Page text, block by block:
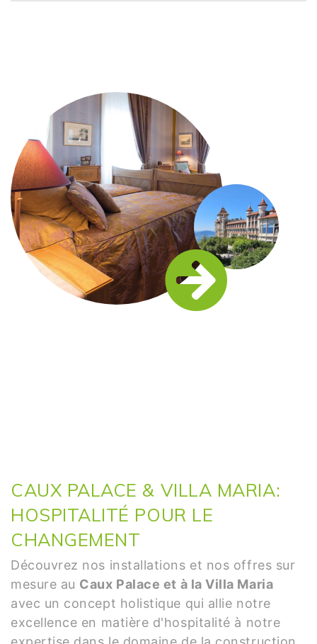
CAUX PALACE & VILLA MARIA:
HOSPITALITÉ POUR LE
CHANGEMENT
Découvrez nos installations et nos offres sur
mesure au Caux Palace et à la Villa Maria
avec un concept holistique qui allie notre
excellence en matière d'hospitalité à notre